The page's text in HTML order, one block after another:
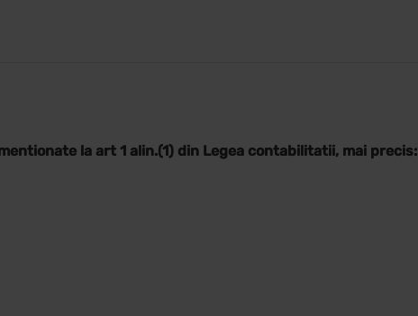
la art 1 alin.(1) din Legea contabilitatii, mai precis: